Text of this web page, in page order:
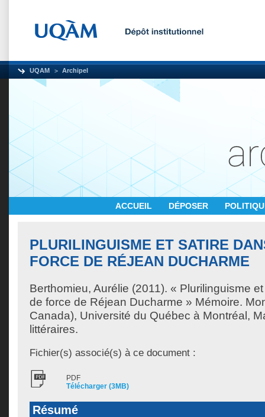
UQAM Archipel
ACCUEIL DÉPOSER
PLURILINGUISME ET SATIRE
FORCE DE RÉJEAN DUCHARME
Berthomieu, Aurélie (2011). « Plurilinguisme
de force de Réjean Ducharme » Mémoire.
Canada), Université du Québec à Montréal,
littéraires.
Fichier(s) associé(s) à ce document :
PDF
Télécharger (3MB)
Résumé